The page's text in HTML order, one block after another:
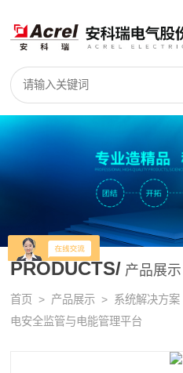
PRODUCTS/ 产品展示
首页 > 产品展示 > 系统解决方案
电安全监管与电能管理平台